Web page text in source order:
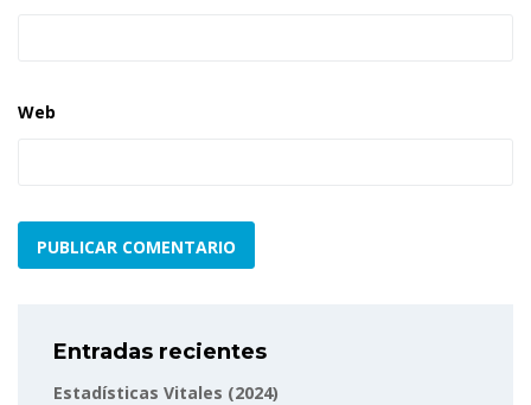
Web
Entradas recientes
Estadísticas Vitales (2024)